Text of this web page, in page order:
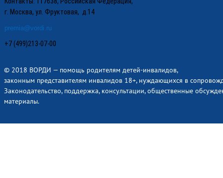
г. Москва, ул. Фруктовая, д.14
premia@vordi.ru
+7 (499)213-07-00
© 2018 ВОРДИ — помощь родителям детей-инвалидов,
законным представителям инвалидов 18+, нуждающихся в
Законодательство, поддержка, консультации, общественные
материалы.